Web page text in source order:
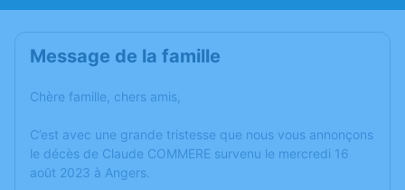
Message de la famille
Chère famille, chers amis,
C’est avec une grande tristesse que nous vous annonçons
le décès de Claude COMMERE survenu le mercredi 16
août 2023 à Angers.